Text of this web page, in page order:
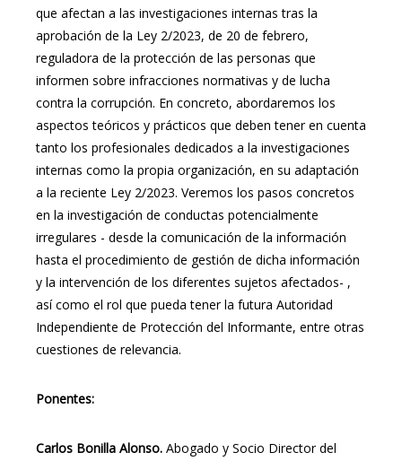
que afectan a las investigaciones internas tras la
aprobación de la Ley 2/2023, de 20 de febrero,
reguladora de la protección de las personas que
informen sobre infracciones normativas y de lucha
contra la corrupción. En concreto, abordaremos los
aspectos teóricos y prácticos que deben tener en cuenta
tanto los profesionales dedicados a la investigaciones
internas como la propia organización, en su adaptación
a la reciente Ley 2/2023. Veremos los pasos concretos
en la investigación de conductas potencialmente
irregulares - desde la comunicación de la información
hasta el procedimiento de gestión de dicha información
y la intervención de los diferentes sujetos afectados- ,
así como el rol que pueda tener la futura Autoridad
Independiente de Protección del Informante, entre otras
cuestiones de relevancia.
Ponentes:
Carlos Bonilla Alonso. Abogado y Socio Director del